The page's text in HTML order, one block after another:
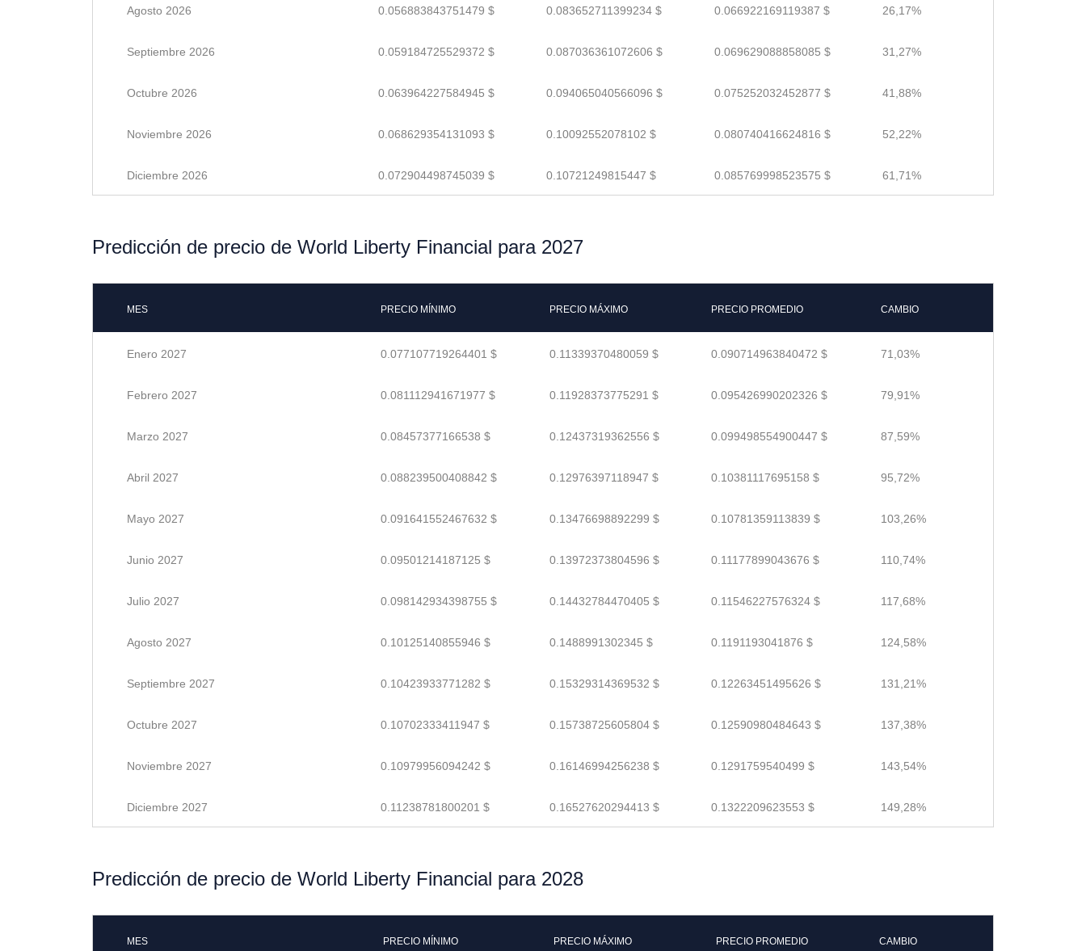
Agosto 2026 0.056883843751479 $ 0.083652711399234 $ 0.066922169119387 $ 26,17%
Septiembre 2026 0.059184725529372 $ 0.087036361072606 $ 0.069629088858085 $ 31,27%
Octubre 2026 0.063964227584945 $ 0.094065040566096 $ 0.075252032452877 $ 41,88%
Noviembre 2026 0.068629354131093 $ 0.10092552078102 $ 0.080740416624816 $ 52,22%
Diciembre 2026 0.072904498745039 $ 0.10721249815447 $ 0.085769998523575 $ 61,71%
Predicción de precio de World Liberty Financial para 2027
MES PRECIO MÍNIMO PRECIO MÁXIMO PRECIO PROMEDIO CAMBIO
Enero 2027 0.077107719264401 $ 0.11339370480059 $ 0.090714963840472 $ 71,03%
Febrero 2027 0.081112941671977 $ 0.11928373775291 $ 0.095426990202326 $ 79,91%
Marzo 2027 0.08457377166538 $ 0.12437319362556 $ 0.099498554900447 $ 87,59%
Abril 2027 0.088239500408842 $ 0.12976397118947 $ 0.10381117695158 $ 95,72%
Mayo 2027 0.091641552467632 $ 0.13476698892299 $ 0.10781359113839 $ 103,26%
Junio 2027 0.09501214187125 $ 0.13972373804596 $ 0.11177899043676 $ 110,74%
Julio 2027 0.098142934398755 $ 0.14432784470405 $ 0.11546227576324 $ 117,68%
Agosto 2027 0.10125140855946 $ 0.1488991302345 $ 0.1191193041876 $ 124,58%
Septiembre 2027 0.10423933771282 $ 0.15329314369532 $ 0.12263451495626 $ 131,21%
Octubre 2027 0.10702333411947 $ 0.15738725605804 $ 0.12590980484643 $ 137,38%
Noviembre 2027 0.10979956094242 $ 0.16146994256238 $ 0.1291759540499 $ 143,54%
Diciembre 2027 0.11238781800201 $ 0.16527620294413 $ 0.1322209623553 $ 149,28%
Predicción de precio de World Liberty Financial para 2028
MES PRECIO MÍNIMO PRECIO MÁXIMO PRECIO PROMEDIO CAMBIO